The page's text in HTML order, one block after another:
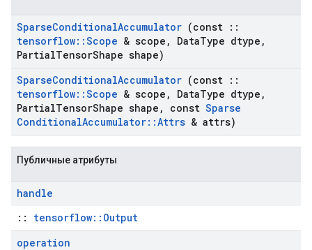
SparseConditionalAccumulator (const ::
tensorflow::Scope & scope , DataType dtype ,
PartialTensorShape shape)
SparseConditionalAccumulator (const ::
tensorflow::Scope & scope , DataType dtype ,
PartialTensorShape shape , const Sparse
ConditionalAccumulator::Attrs & attrs)
Публичные атрибуты
handle
:: tensorflow::Output
operation